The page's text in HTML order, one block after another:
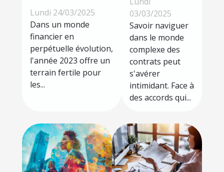
2023 quelles
opportunités
pour diversifier
son
portefeuille
Lundi 24/03/2025
Dans un monde
financier en
perpétuelle évolution,
l'année 2023 offre un
terrain fertile pour
les...
légalement
des contrats
abusifs
03/03/2025
Savoir naviguer
dans le monde
complexe des
contrats peut
s'avérer
intimidant. Face à
des accords qui...